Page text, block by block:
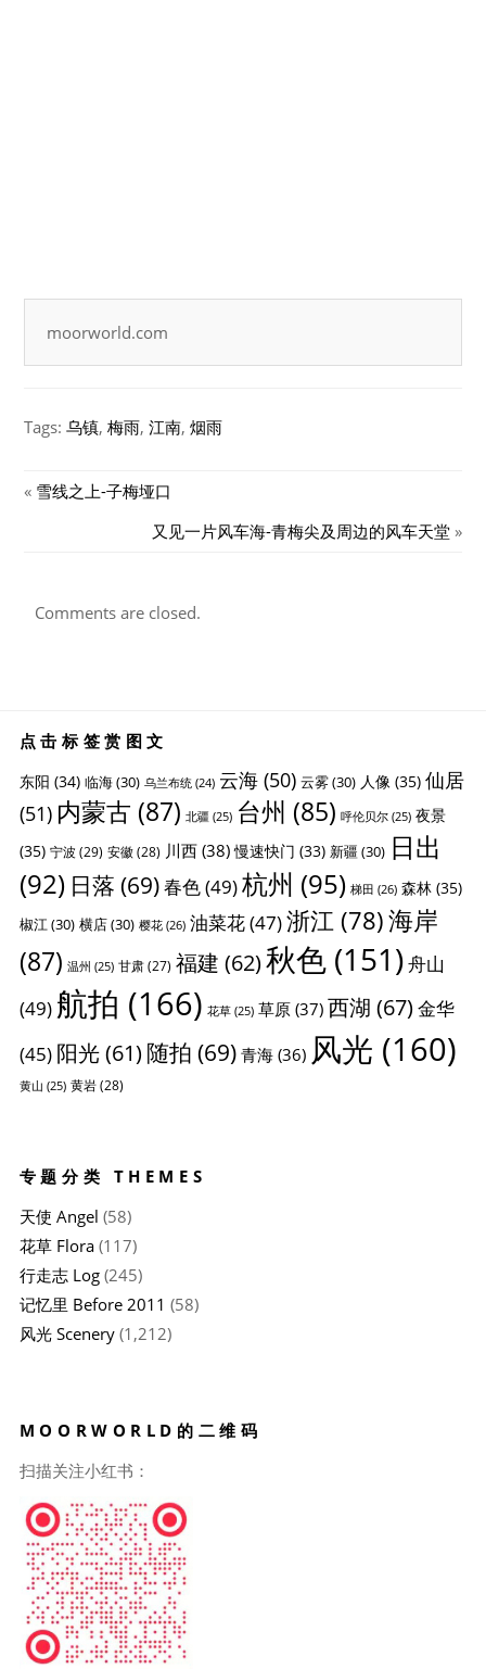
moorworld.com
Tags:乌镇,梅雨,江南,烟雨
« 雪线之上-子梅垭口
又见一片风车海-青梅尖及周边的风车天堂»
Comments are closed.
点击标签赏图文
东阳 (34) 临海(30) 乌兰布统(24) 云海(50) 云雾(30) 人像 (35) 仙居
(51) 内蒙古 (87) 北疆(25) 台州 (85) 呼伦贝尔(25) 夜景
(35) 宁波 (29) 安徽(28) 川西(38) 慢速快门 (33) 新疆 (30) 日出
(92) 日落 (69)春色(49)杭州 (95) 梯田 (26) 森林(35)
椒江 (30) 横店(30) 樱花(26) 油菜花(47)浙江 (78)海岸
(87) 温州 (25) 甘肃(27) 福建 (62)秋色(151)舟山
(49) 航拍 (166) 花草(25) 草原(37) 西湖 (67)金华
(45) 阳光(61)随拍 (69) 青海(36) 风光 (160)
黄山 (25) 黄岩(28)
专题分类 THEMES
天使 Angel (58)
花草 Flora(117)
行走志 Log(245)
记忆里 Before 2011 (58)
风光 Scenery(1,212)
MOORWORLD的二维码
扫描关注小红书：